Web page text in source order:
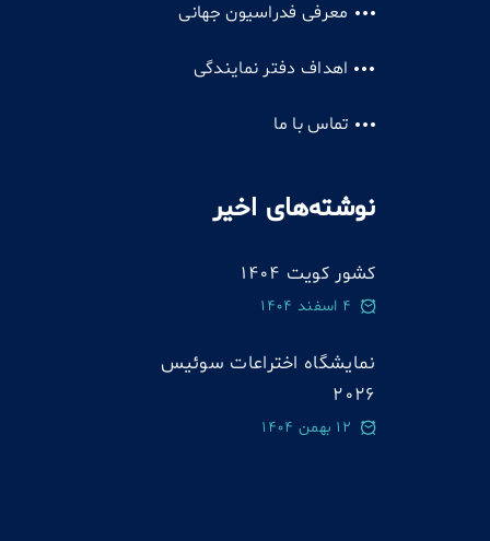
معرفی فدراسیون جهانی
اهداف دفتر نمایندگی
تماس با ما
نوشته‌های اخیر
کشور کویت 1404
4 اسفند 1404
نمایشگاه اختراعات سوئيس
2026
12 بهمن 1404